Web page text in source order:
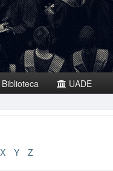
Biblioteca
UADE
X Y Z